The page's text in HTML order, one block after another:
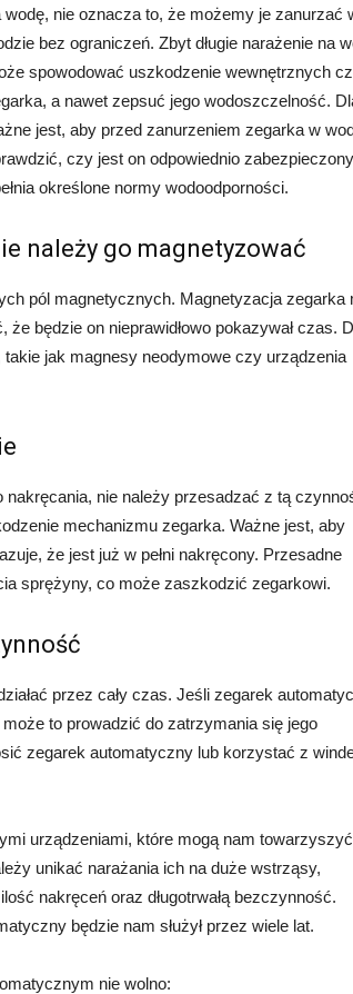
wodę, nie oznacza to, że możemy je zanurzać
bez ograniczeń. Zbyt długie narażenie na
spowodować uszkodzenie wewnętrznych
a nawet zepsuć jego wodoszczelność.
jest, aby przed zanurzeniem zegarka w
czy jest on odpowiednio
określone normy wodoodporności.
należy go magnetyzować
pól magnetycznych. Magnetyzacja zegarka
będzie on nieprawidłowo pokazywał czas.
jak magnesy neodymowe czy urządzenia
nie należy przesadzać z tą
mechanizmu zegarka. Ważne jest, aby
że jest już w pełni nakręcony. Przesadne
sprężyny, co może zaszkodzić zegarkowi.
przez cały czas. Jeśli zegarek
to prowadzić do zatrzymania się jego
zegarek automatyczny lub korzystać z
urządzeniami, które mogą nam
unikać narażania ich na duże wstrząsy,
nakręceń oraz długotrwałą bezczynność.
będzie nam służył przez wiele lat.
nie wolno: